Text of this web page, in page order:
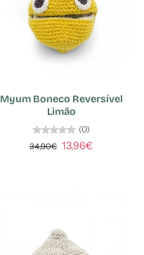
Myum Boneco Reversível
Limão
(0)
34,90€ 13,96€